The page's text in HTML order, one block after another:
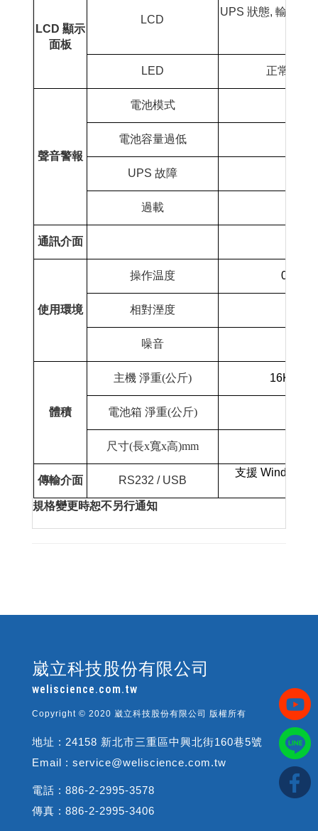
LCD 顯示
面板
LCD
UPS 狀態, 輸入及
LED 正常
聲音警報
電池模式
電池容量過低
UPS 故障
過載
通訊介面
使用環境
操作温度 0-40
相對溼度
噪音
體積
主機 淨重(公斤) 16Kgs
電池箱 淨重(公斤)
尺寸(長x寬x高)mm
傳輸介面 RS232 / USB
支援 Windows
規格變更時恕不另行通知
崴立科技股份有限公司
weliscience.com.tw
Copyright © 2020 崴立科技股份有限公司 版權所有
地址 : 24158 新北市三重區中興北街160巷5號
Email : service@weliscience.com.tw
電話 : 886-2-2995-3578
傳真 : 886-2-2995-3406